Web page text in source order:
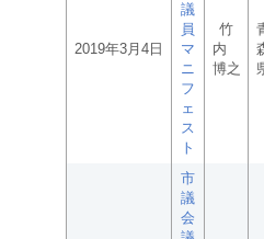
2019年3月4日
議
員
マ
ニ
フ
ェ
ス
ト
竹
内
博之
市
議
会